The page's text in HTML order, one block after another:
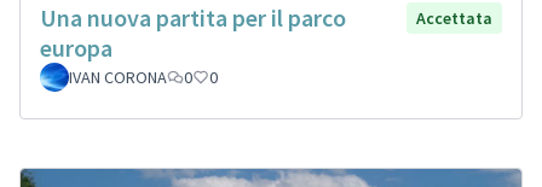
Una nuova partita per il parco
europa
Accettata
IVAN CORONA 0 0